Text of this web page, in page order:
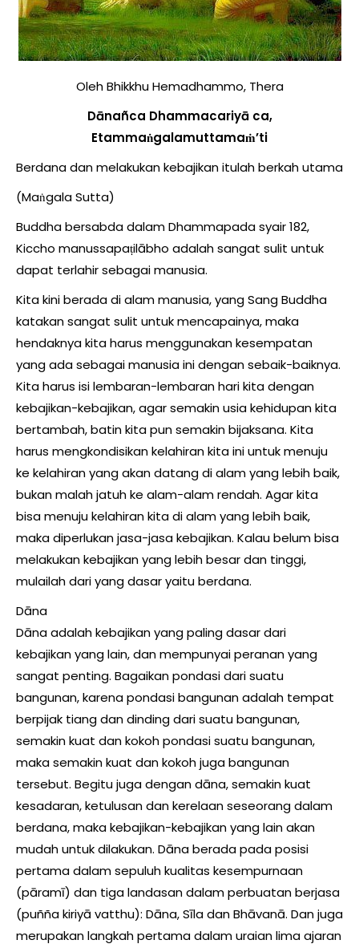
Oleh Bhikkhu Hemadhammo, Thera
Dānañca Dhammacariyā ca,
Etammaṅgalamuttamaṁ’ti
Berdana dan melakukan kebajikan itulah berkah utama
(Maṅgala Sutta)
Buddha bersabda dalam Dhammapada syair 182,
Kiccho manussapaṭilābho adalah sangat sulit untuk
dapat terlahir sebagai manusia.
Kita kini berada di alam manusia, yang Sang Buddha
katakan sangat sulit untuk mencapainya, maka
hendaknya kita harus menggunakan kesempatan
yang ada sebagai manusia ini dengan sebaik-baiknya.
Kita harus isi lembaran-lembaran hari kita dengan
kebajikan-kebajikan, agar semakin usia kehidupan kita
bertambah, batin kita pun semakin bijaksana. Kita
harus mengkondisikan kelahiran kita ini untuk menuju
ke kelahiran yang akan datang di alam yang lebih baik,
bukan malah jatuh ke alam-alam rendah. Agar kita
bisa menuju kelahiran kita di alam yang lebih baik,
maka diperlukan jasa-jasa kebajikan. Kalau belum bisa
melakukan kebajikan yang lebih besar dan tinggi,
mulailah dari yang dasar yaitu berdana.
Dāna
Dāna adalah kebajikan yang paling dasar dari
kebajikan yang lain, dan mempunyai peranan yang
sangat penting. Bagaikan pondasi dari suatu
bangunan, karena pondasi bangunan adalah tempat
berpijak tiang dan dinding dari suatu bangunan,
semakin kuat dan kokoh pondasi suatu bangunan,
maka semakin kuat dan kokoh juga bangunan
tersebut. Begitu juga dengan dāna, semakin kuat
kesadaran, ketulusan dan kerelaan seseorang dalam
berdana, maka kebajikan-kebajikan yang lain akan
mudah untuk dilakukan. Dāna berada pada posisi
pertama dalam sepuluh kualitas kesempurnaan
(pāramī) dan tiga landasan dalam perbuatan berjasa
(puñña kiriyā vatthu): Dāna, Sīla dan Bhāvanā. Dan juga
merupakan langkah pertama dalam uraian lima ajaran